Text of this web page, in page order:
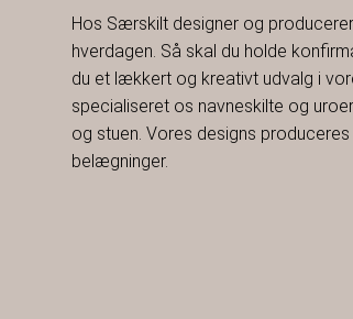
Hos Særskilt designer og
hverdagen. Så skal du holde
du et lækkert og kreativt udvalg i
specialiseret os navneskilte og
og stuen. Vores designs
belægninger.